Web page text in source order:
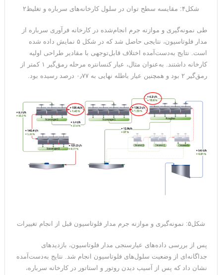
شکل۴: مقایسه سطح توان در سلول‌ کارخانه‌های سرباره و تغلیظ۲
طی نمونه‌گیری و موازنه جرم انجام‌شده در کارخانه فرآوری سرباره از
مدار فلوتاسیون، نتایجی حاصل شد که در شکل ۵ نمایش داده شده
است. نتایج به‌دست‌آمده اختلاف قابل‌توجهی با مقادیر طراحی اولیه
کارخانه داشتند. به‌عنوان مثال، عیار کنسانتره مرحله رمق‌گیر ۱ کمتر از
رمق‌گیر ۲ بود و همچنین عیار باطله نهایی به ۰٫۷۷ درصد رسیده بود.
شکل۵: نمونه‌گیری و موازنه جرم مدار فلوتاسیون قبل از انجام تغییرات
پس از بررسی داده‌های عیارسنجی مدار فلوتاسیون، بازدیدهای
جداگانه‌ای از وضعیت سلول‌های فلوتاسیون انجام شد. نتایج به‌دست‌آمده
نشان داد که پس از آسیب دیدن روتور و استاتور در کارخانه سرباره،